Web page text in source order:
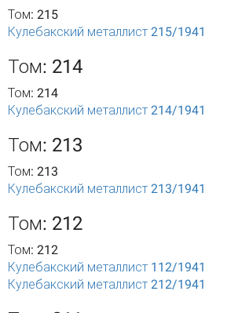
Том: 215
Кулебакский металлист 215/1941
Том: 214
Том: 214
Кулебакский металлист 214/1941
Том: 213
Том: 213
Кулебакский металлист 213/1941
Том: 212
Том: 212
Кулебакский металлист 112/1941
Кулебакский металлист 212/1941